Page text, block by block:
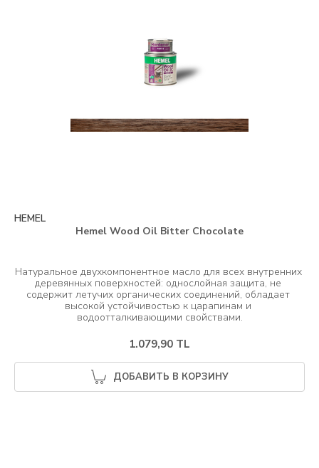
HEMEL
Hemel Wood Oil Bitter Chocolate
Натуральное двухкомпонентное масло для всех внутренних
деревянных поверхностей: однослойная защита, не
содержит летучих органических соединений, обладает
высокой устойчивостью к царапинам и
1.079,90 TL
ДОБАВИТЬ В КОРЗИНУ